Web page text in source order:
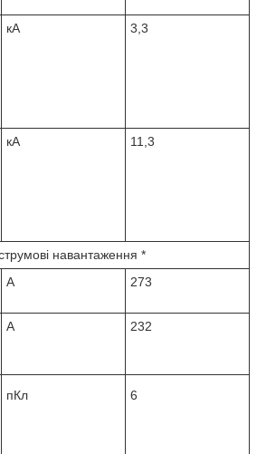
кА 3,3
кА 11,3
навантаження *
А 273
А 232
пКл 6